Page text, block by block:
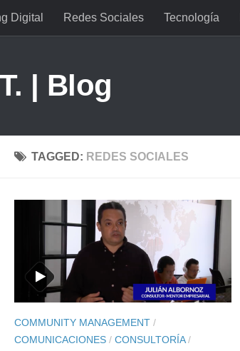
Digital Redes Sociales Tecnología
| Blog
TAGGED: REDES SOCIALES
COMMUNITY MANAGEMENT /
COMUNICACIONES / CONSULTORÍA/